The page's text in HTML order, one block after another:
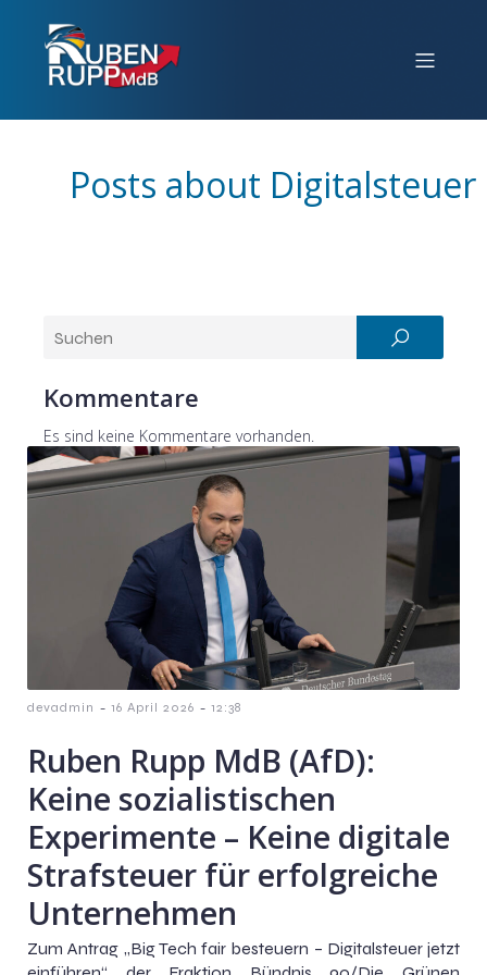
Posts about Digitalsteuer
Kommentare
Es sind keine Kommentare vorhanden.
devadmin - 16 April 2026 - 12:38
Ruben Rupp MdB (AfD):
Keine sozialistischen
Experimente – Keine digitale
Strafsteuer für erfolgreiche
Unternehmen
Zum Antrag „Big Tech fair besteuern – Digitalsteuer jetzt